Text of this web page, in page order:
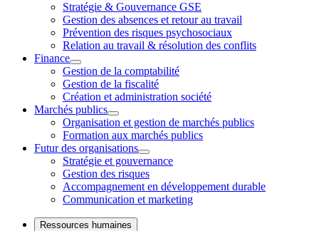
Stratégie & Gouvernance GSE
Gestion des absences et retour au travail
Prévention des risques psychosociaux
Relation au travail & résolution des conflits
Finance
Gestion de la comptabilité
Gestion de la fiscalité
Création et administration société
Marchés publics
Organisation et gestion de marchés publics
Formation aux marchés publics
Futur des organisations
Stratégie et gouvernance
Gestion des risques
Accompagnement en développement durable
Communication et marketing
Ressources humaines